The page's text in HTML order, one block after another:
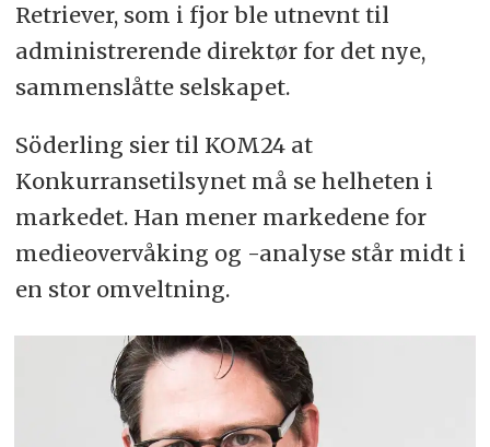
Retriever, som i fjor ble utnevnt til
administrerende direktør for det nye,
sammenslåtte selskapet.
Söderling sier til KOM24 at
Konkurransetilsynet må se helheten i
markedet. Han mener markedene for
medieovervåking og -analyse står midt i
en stor omveltning.